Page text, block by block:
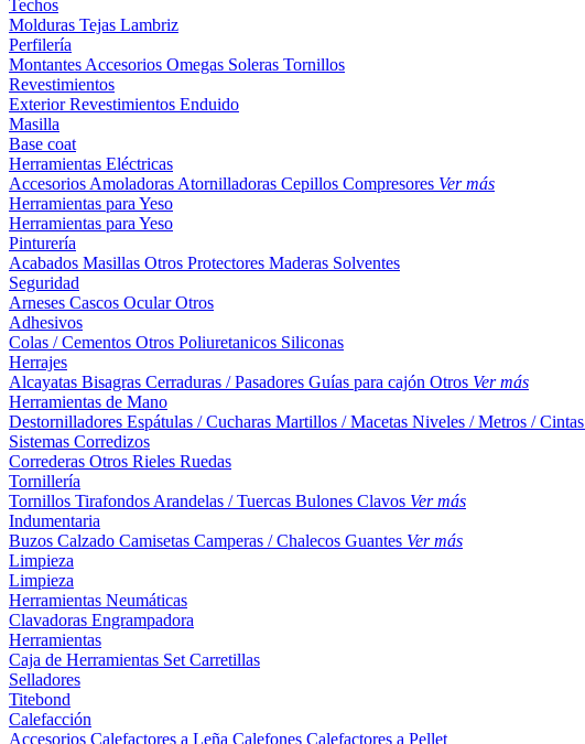
Techos
Molduras Tejas Lambriz
Perfilería
Montantes Accesorios Omegas Soleras Tornillos
Revestimientos
ExteriorRevestimientos Enduido
Masilla
Base coat
Herramientas Eléctricas
Accesorios Amoladoras Atornilladoras Cepillos Compresores Ver más
Herramientas para Yeso
Herramientas para Yeso
Pinturería
Acabados Masillas Otros Protectores Maderas Solventes
Seguridad
Arneses Cascos OcularOtros
Adhesivos
Colas / Cementos Otros Poliuretanicos Siliconas
Herrajes
Alcayatas Bisagras Cerraduras / Pasadores Guías para cajón Otros Ver más
Herramientas de Mano
Destornilladores Espátulas / Cucharas Martillos / Macetas Niveles / Metros / Cintas
Sistemas Corredizos
Correderas Otros Rieles Ruedas
Tornillería
Tornillos Tirafondos Arandelas / Tuercas Bulones Clavos Ver más
Indumentaria
Buzos Calzado Camisetas Camperas / Chalecos Guantes Ver más
Limpieza
Limpieza
Herramientas Neumáticas
Clavadoras Engrampadora
Herramientas
Caja de Herramientas Set Carretillas
Selladores
Titebond
Calefacción
Accesorios Calefactores a Leña Calefones Calefactores a Pellet